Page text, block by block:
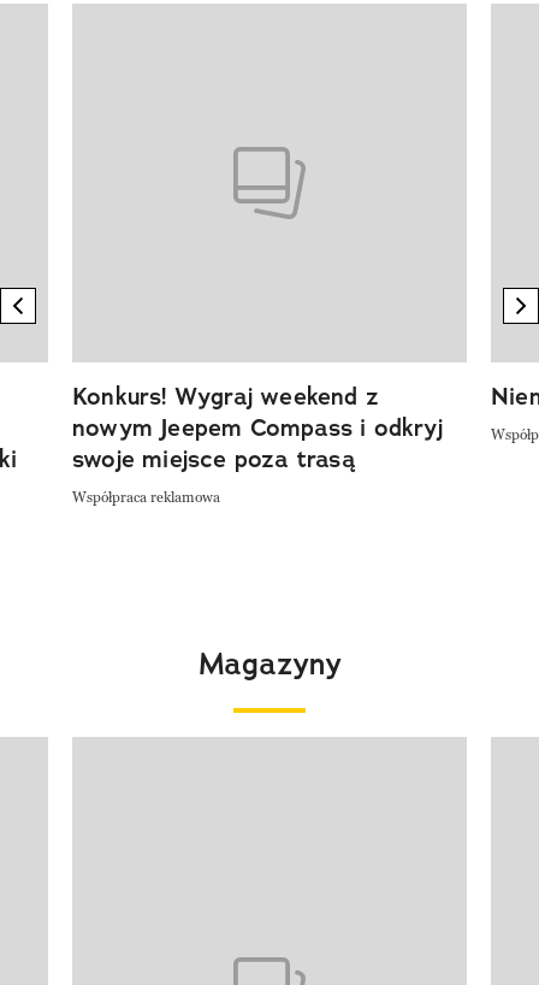
previous element
Konkurs! Wygraj weekend z
nowym Jeepem Compass i odkryj
swoje miejsce poza trasą
Współpraca reklamowa
Magazyny